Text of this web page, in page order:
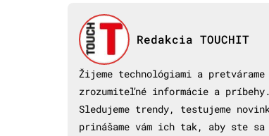
Redakcia TOUCHIT
Žijeme technológiami a
zrozumiteľné informácie a príbehy.
Sledujeme trendy, testujeme
prinášame vám ich tak, aby ste sa